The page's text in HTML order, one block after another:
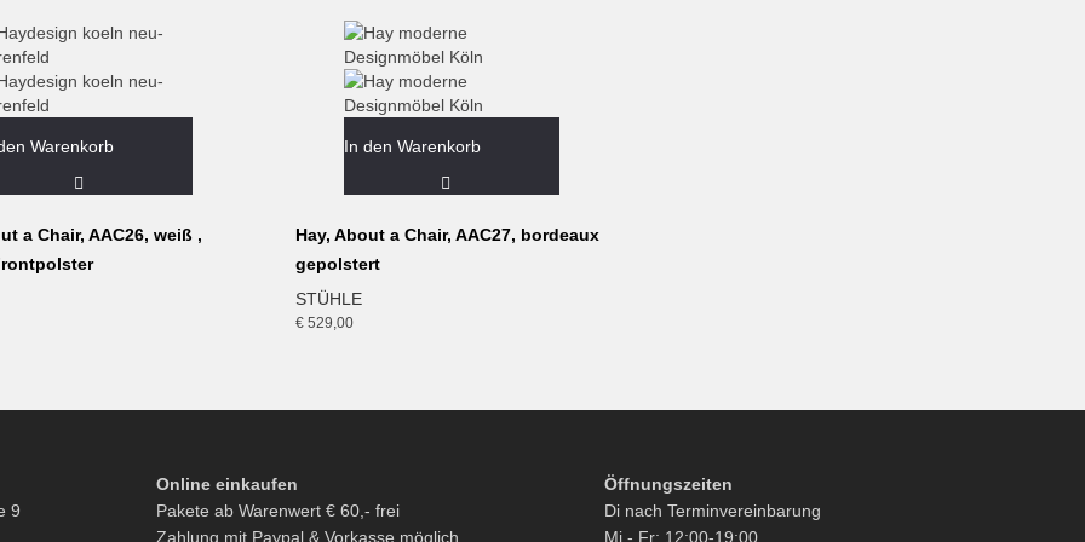
Warenkorb
a Chair, AAC26, weiß ,
In den Warenkorb
Hay, About a Chair, AAC27, bordeaux
gepolstert
STÜHLE
€529,00
9
Online einkaufen
Pakete ab Warenwert € 60,- frei
Zahlung mit Paypal & Vorkasse möglich
Öffnungszeiten
Di nach Terminvereinbarung
Mi - Fr: 12:00-19:00